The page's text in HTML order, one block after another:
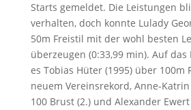
Starts gemeldet. Die Leistungen
verhalten, doch konnte Lulady
50m Freistil mit der wohl besten
überzeugen (0:33,99 min). Auf
es Tobias Hüter (1995) über 100m
neuem Vereinsrekord, Anne-
100 Brust (2.) und Alexander